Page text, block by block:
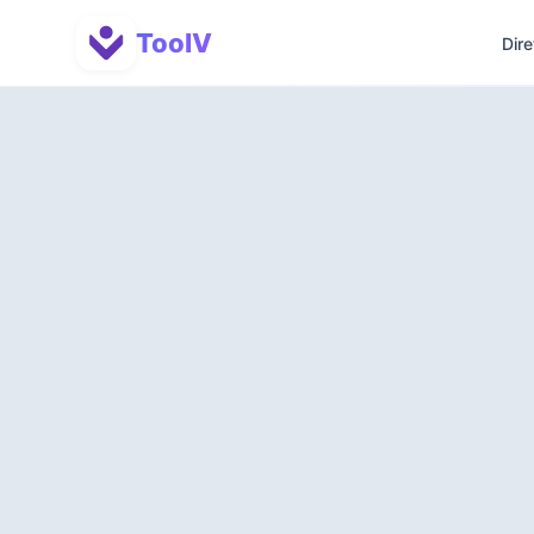
ToolV